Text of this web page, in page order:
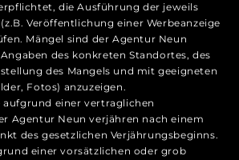
die Ausführung der jeweils
Veröffentlichung einer Werbeanzeige
Mängel sind der Agentur Neun
des konkreten Standortes, des
des Mangels und mit geeigneten
Fotos) anzuzeigen.
aufgrund einer vertraglichen
Agentur Neun verjähren nach einem
des gesetzlichen Verjährungsbeginns.
einer vorsätzlichen oder grob